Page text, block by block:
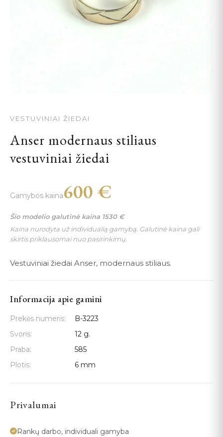
VESTUVINIAI ŽIEDAI
Anser modernaus stiliaus
vestuviniai žiedai
Gamybos kaina600 €
Šio modelio galutinė kaina 1530 €
Kaina nurodyta už individualią gamybą. Galutinė kaina gali
skirtis priklausomai nuo pasirinkimų.
Vestuviniai žiedai Anser, modernaus stiliaus.
Informacija apie gamini
Prekės numeris:
B-3223
Svoris:
12 g.
Praba:
585
Plotis:
6 mm
Privalumai
Rankų darbo, individuali gamyba